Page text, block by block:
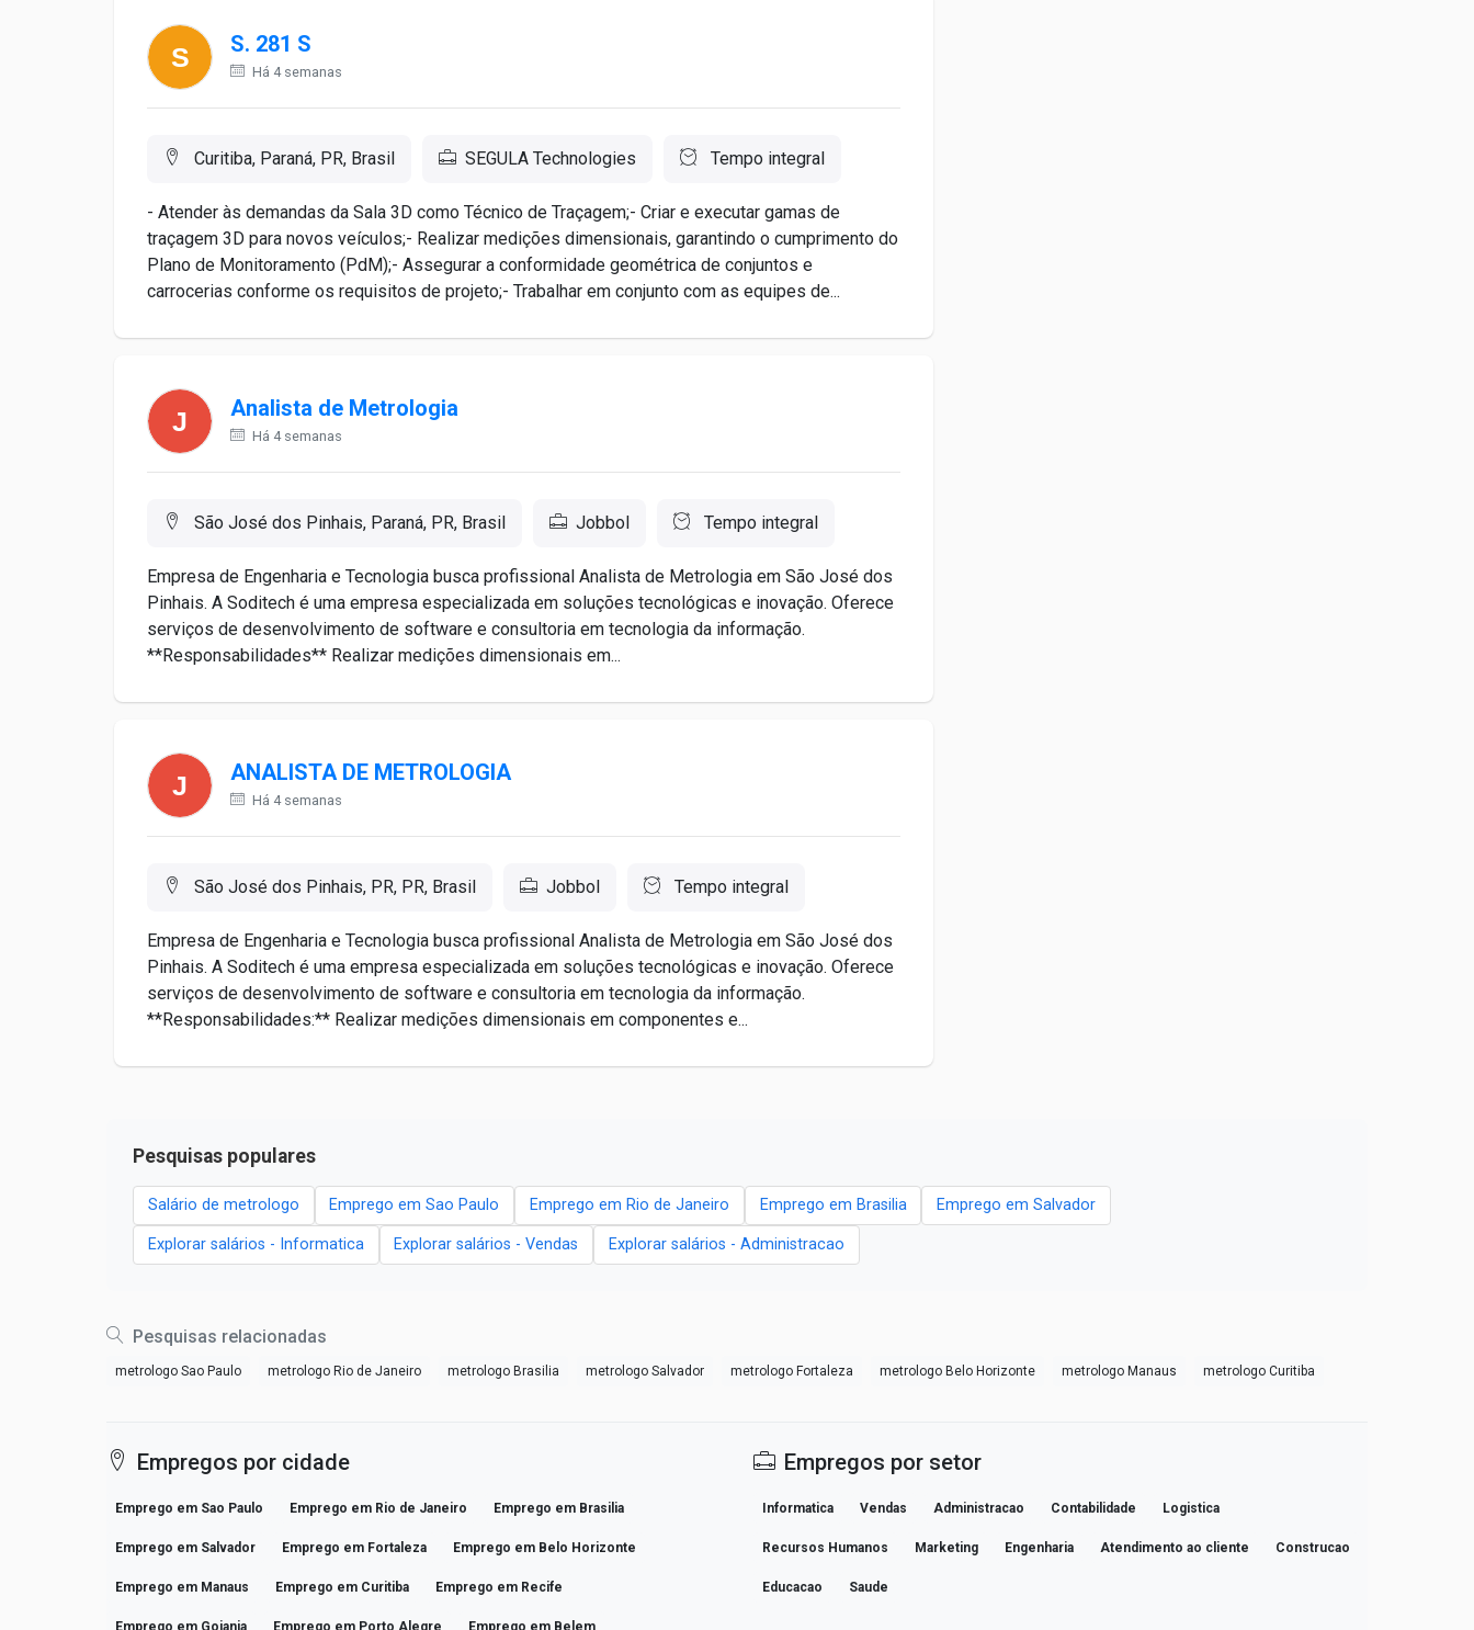
S. 281 S
Há 4 semanas
Curitiba, Paraná, PR, Brasil SEGULA Technologies Tempo integral
- Atender às demandas da Sala 3D como Técnico de Traçagem;- Criar e executar gamas de
traçagem 3D para novos veículos;- Realizar medições dimensionais, garantindo o cumprimento do
Plano de Monitoramento (PdM);- Assegurar a conformidade geométrica de conjuntos e
carrocerias conforme os requisitos de projeto;- Trabalhar em conjunto com as equipes de...
Analista de Metrologia
Há 4 semanas
São José dos Pinhais, Paraná, PR, Brasil Jobbol Tempo integral
Empresa de Engenharia e Tecnologia busca profissional Analista de Metrologia em São José dos
Pinhais. A Soditech é uma empresa especializada em soluções tecnológicas e inovação. Oferece
serviços de desenvolvimento de software e consultoria em tecnologia da informação.
**Responsabilidades** Realizar medições dimensionais em...
ANALISTA DE METROLOGIA
Há 4 semanas
São José dos Pinhais, PR, PR, Brasil Jobbol Tempo integral
Empresa de Engenharia e Tecnologia busca profissional Analista de Metrologia em São José dos
Pinhais. A Soditech é uma empresa especializada em soluções tecnológicas e inovação. Oferece
serviços de desenvolvimento de software e consultoria em tecnologia da informação.
**Responsabilidades:** Realizar medições dimensionais em componentes e...
Pesquisas populares
Salário de metrologo Emprego em Sao Paulo Emprego em Rio de Janeiro Emprego em Brasilia Emprego em Salvador
Explorar salários - Informatica Explorar salários - Vendas Explorar salários - Administracao
Pesquisas relacionadas
metrologo Sao Paulo metrologo Rio de Janeiro metrologo Brasilia metrologo Salvador metrologo Fortaleza metrologo Belo Horizonte metrologo Manaus metrologo Curitiba
Empregos por cidade
Emprego em Sao Paulo Emprego em Rio de Janeiro Emprego em Brasilia
Emprego em Salvador Emprego em Fortaleza Emprego em Belo Horizonte
Emprego em Manaus Emprego em Curitiba Emprego em Recife
Emprego em Goiania Emprego em Porto Alegre Emprego em Belem
Empregos por setor
Informatica Vendas Administracao Contabilidade Logistica
Recursos Humanos Marketing Engenharia Atendimento ao cliente Construcao
Educacao Saude